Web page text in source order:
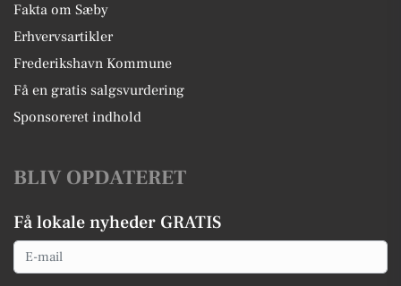
Fakta om Sæby
Erhvervsartikler
Frederikshavn Kommune
Få en gratis salgsvurdering
Sponsoreret indhold
BLIV OPDATERET
Få lokale nyheder GRATIS
Email